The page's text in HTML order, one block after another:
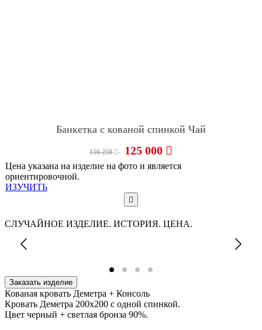
Банкетка с кованой спинкой Чай
156 250 125 000
Цена указана на изделие на фото и является
ориентировочной.
ИЗУЧИТЬ
СЛУЧАЙНОЕ ИЗДЕЛИЕ. ИСТОРИЯ. ЦЕНА.
Заказать изделие
Кованая кровать Деметра + Консоль
Кровать Деметра 200х200 с одной спинкой.
Цвет черный + светлая бронза 90%.